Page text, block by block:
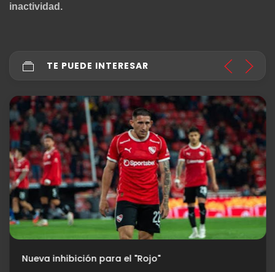
inactividad.
TE PUEDE INTERESAR
Nueva inhibición para el "Rojo"